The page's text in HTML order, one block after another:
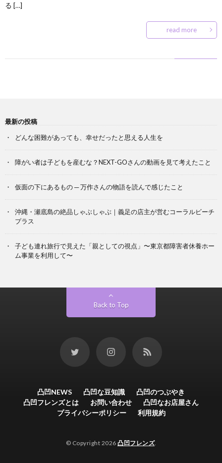
る […]
read more
最新の投稿
どんな困難があっても、幸せだったと思える人生を
障がい者は子どもを産むな？NEXT-GOさんの動画を見て考えたこと
仮面の下にあるもの ─ 万作さんの物語を読んで感じたこと
沖縄・瀬底島の絶品しゃぶしゃぶ｜義足の店主が営むコーラルビーチ
プラス
子ども連れ旅行で見えた「親としての視点」〜東京都障害者休養ホー
ム事業を利用して〜
Back to Top
凸凹NEWS 凸凹な豆知識
凸凹のつぶやき
凸凹フレンズとは
お問い合わせ
凸凹なお店屋さん
プライバシーポリシー
利用規約
© Copyright 2026 凸凹フレンズ.